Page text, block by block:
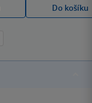
Do košíku